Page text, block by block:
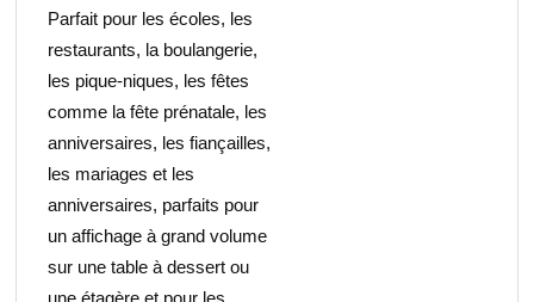
Parfait pour les écoles, les
restaurants, la boulangerie,
les pique-niques, les fêtes
comme la fête prénatale, les
anniversaires, les fiançailles,
les mariages et les
anniversaires, parfaits pour
un affichage à grand volume
sur une table à dessert ou